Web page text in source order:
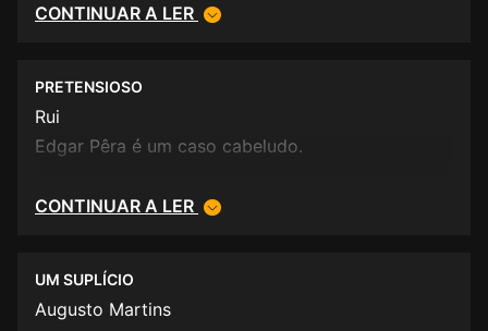
CONTINUAR A LER
PRETENSIOSO
Rui
Edgar Pêra é um caso cabeludo.
CONTINUAR A LER
UM SUPLÍCIO
Augusto Martins